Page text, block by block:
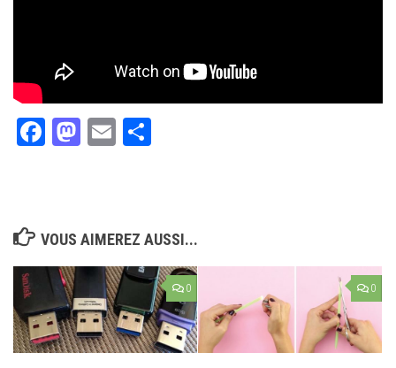
Facebook
Mastodon
Email
VOUS AIMEREZ AUSSI...
0 0